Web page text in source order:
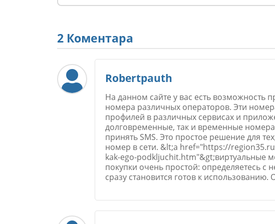
2 Коментара
Robertpauth
На данном сайте у вас есть возможность
номера различных операторов. Эти
профилей в различных сервисах и
долговременные, так и временные
принять SMS. Это простое решение для
номер в сети. &lt;a href="https://
kak-ego-podkljuchit.htm"&gt;виртуальные
покупки очень простой: определяетесь
сразу становится готов к использованию.
Име*